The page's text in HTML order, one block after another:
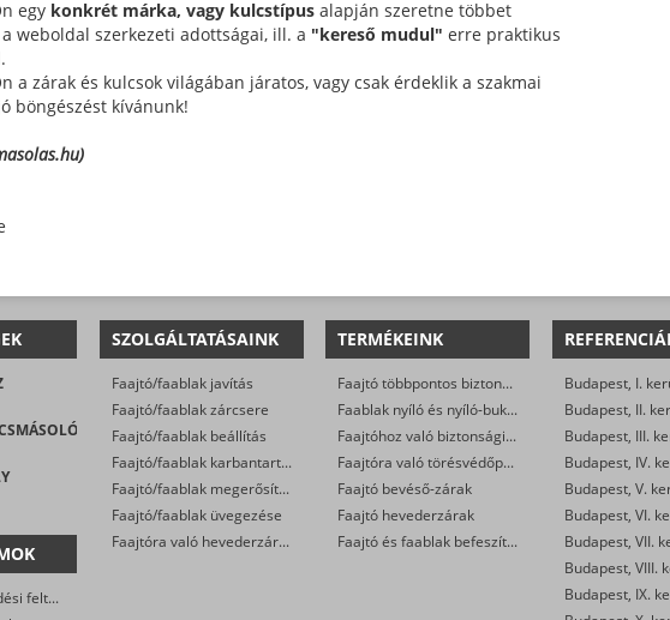
egy konkrét márka, vagy kulcstípus alapján szeretne többet
weboldal szerkezeti adottságai, ill. a "kereső mudul" erre praktikus
a zárak és kulcsok világában járatos, vagy csak érdeklik a szakmai
böngészést kívánunk!
Általános szerződési feltételek
SZOLGÁLTATÁSAINK
Faajtó/faablak javítás
Faajtó/faablak zárcsere
Faajtó/faablak beállítás
Faajtó/faablak karbantartás
Faajtó/faablak megerősítése
Faajtó/faablak üvegezése
Faajtóra való hevederzár szerelés
TERMÉKEINK
Faajtó többpontos biztonsági zárak (kilincsemelős és cilinderműködtetésű)
Faablak nyíló és nyíló-bukó zárak
Faajtóhoz való biztonsági zárbetétek
Faajtóra való törésvédőpajzs, kilincsgarnitúra
Faajtó bevéső-zárak
Faajtó hevederzárak
Faajtó és faablak befeszítés-gátlók
Budapest, I.
Budapest, II.
Budapest, III.
Budapest, IV.
Budapest, V.
Budapest, VI.
Budapest, VII.
Budapest, VIII.
Budapest, IX.